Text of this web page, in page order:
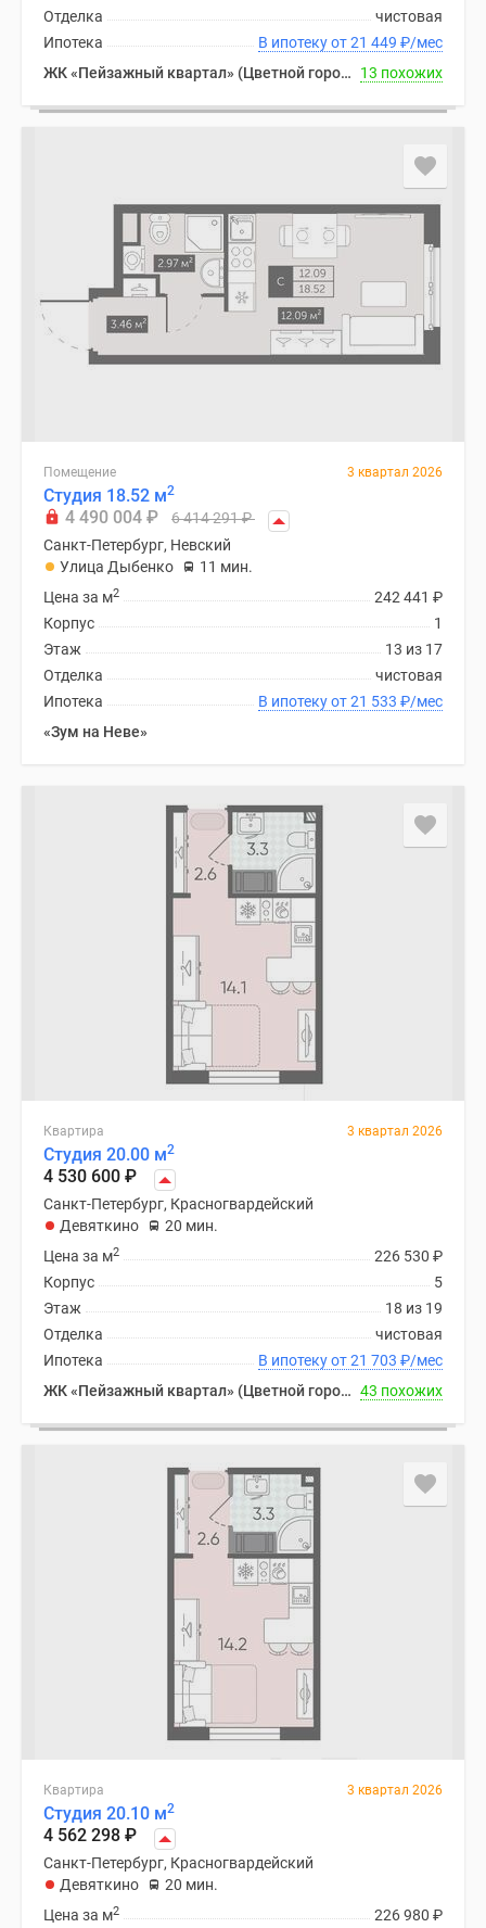
чистовая
Отделка
В ипотеку от 21 449 ₽/мес
Ипотека
ЖК «Пейзажный квартал» (Цветной город)
13 похожих
Помещение 3 квартал 2026
Студия 18.52 м2
4 490 004 ₽ 6 414 291₽
Санкт-Петербург, Невский
Улица Дыбенко
11 мин.
242 441 ₽
Цена за м2
1
Корпус
13 из 17
Этаж
чистовая
Отделка
В ипотеку от 21 533 ₽/мес
Ипотека
«Зум на Неве»
Квартира 3 квартал 2026
Студия 20.00 м2
4 530 600 ₽
Санкт-Петербург, Красногвардейский
Девяткино
20 мин.
226 530 ₽
Цена за м2
5
Корпус
18 из 19
Этаж
чистовая
Отделка
В ипотеку от 21 703 ₽/мес
Ипотека
ЖК «Пейзажный квартал» (Цветной город) 43 похожих
Квартира 3 квартал 2026
Студия 20.10 м2
4 562 298 ₽
Санкт-Петербург, Красногвардейский
Девяткино
20 мин.
226 980 ₽
Цена за м2